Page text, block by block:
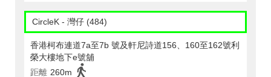
CircleK - 灣仔 (484)
香港柯布連道7a至7b 號及軒尼詩道156、160至162號利
榮大樓地下e號舖
距離 260m